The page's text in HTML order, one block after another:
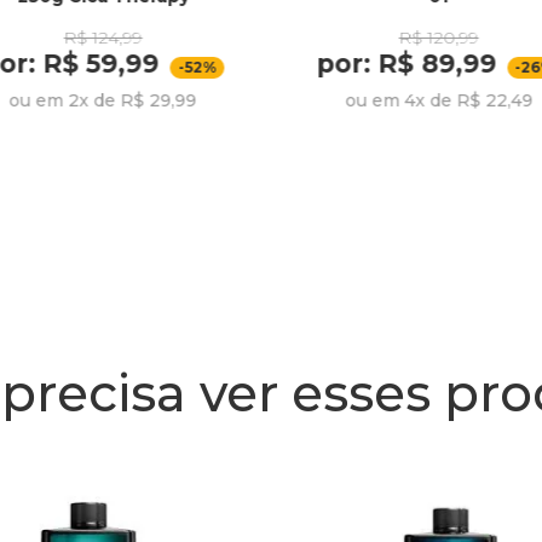
R$ 124,99
R$ 59,99 -52%
ou em 2x de R$ 29,99
R$ 120,99
por: R$ 89,99 -
ou em 4x de R$ 22,49
ver esses